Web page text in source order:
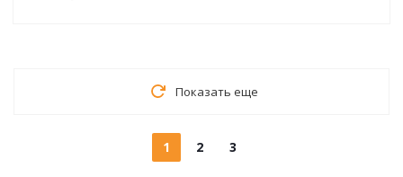
Показать еще
1 2 3